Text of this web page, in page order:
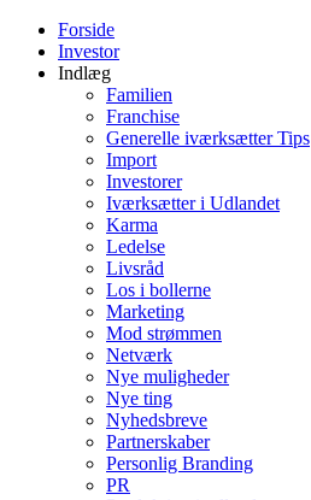
Forside
Investor
Indlæg
Familien
Franchise
Generelle iværksætter Tips
Import
Investorer
Iværksætter i Udlandet
Karma
Ledelse
Livsråd
Los i bollerne
Marketing
Mod strømmen
Netværk
Nye muligheder
Nye ting
Nyhedsbreve
Partnerskaber
Personlig Branding
PR